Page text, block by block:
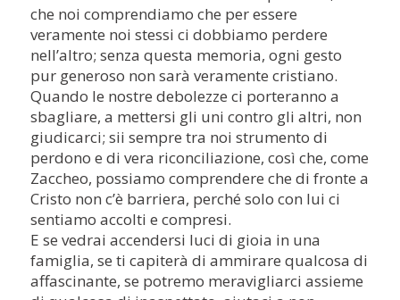
che noi comprendiamo che per essere
veramente noi stessi ci dobbiamo perdere
nell’altro; senza questa memoria, ogni gesto
pur generoso non sarà veramente cristiano.
Quando le nostre debolezze ci porteranno a
sbagliare, a mettersi gli uni contro gli altri, non
giudicarci; sii sempre tra noi strumento di
perdono e di vera riconciliazione, così che, come
Zaccheo, possiamo comprendere che di fronte a
Cristo non c’è barriera, perché solo con lui ci
sentiamo accolti e compresi.
E se vedrai accendersi luci di gioia in una
famiglia, se ti capiterà di ammirare qualcosa di
affascinante, se potremo meravigliarci assieme